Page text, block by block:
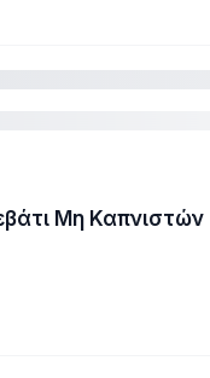
Μη Καπνιστών